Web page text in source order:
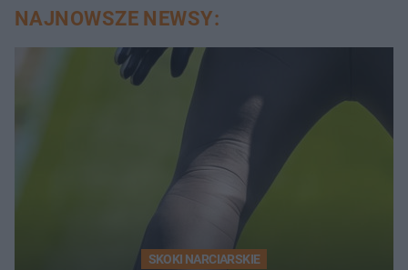
NAJNOWSZE NEWSY:
SKOKI NARCIARSKIE